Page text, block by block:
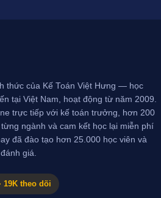
thức của Kế Toán Việt Hưng — học
tại Việt Nam, hoạt động từ năm 2009.
trực tiếp với kế toán trưởng, hơn 200
ngành và cam kết học lại miễn phí
đã đào tạo hơn 25.000 học viên và
giá.
19K theo dõi